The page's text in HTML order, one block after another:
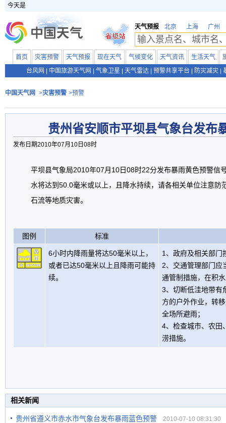
今天是
天气预报 北京 上海 广州
首页 灾害预警 天气预报 现在天气 气候变化 天气资讯 生活天气
台风网
中国旅游天气网 气象卫星 天气雷达 预警共享平台 防灾减灾
中国天气网 >灾害预警 >预警
贵州省安顺市平坝县气象台发布
发布日期2010年07月10日08时
平坝县气象局2010年07月10日08时22分发布暴雨黄色预警信
水将达到50.0毫米或以上，且降水持续，请各相关单位注意防
石流等地质灾害。
图例 标准
6小时内降雨量将达50毫米以上，
或者已达50毫米以上且降雨可能持
续。
1、政府及相关部门
2、交通管理部门应
通管制措施，在积
3、切断低洼地带有
方的户外作业，转
全场所避雨；
4、检查城市、农田
涝措施。
相关新闻
贵州省遵义市赤水市气象台发布暴雨蓝色预警 2010-07-10 08:31:30